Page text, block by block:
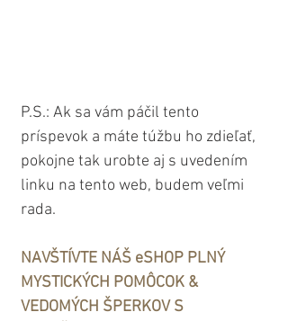
P.S.: Ak sa vám páčil tento
príspevok a máte túžbu ho zdieľať,
pokojne tak urobte aj s uvedením
linku na tento web, budem veľmi
rada.
NAVŠTÍVTE NÁŠ eSHOP PLNÝ
MYSTICKÝCH POMÔCOK &
VEDOMÝCH ŠPERKOV S